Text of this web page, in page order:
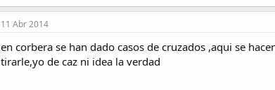
11 Abr 2014
en corbera se han dado casos de cruzados ,aqui se
tirarle,yo de caz ni idea la verdad